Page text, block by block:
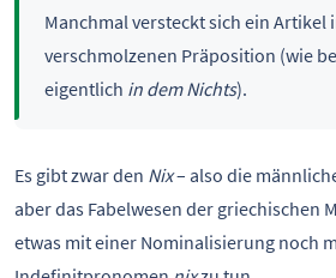
Manchmal versteckt sich ein Artikel
verschmolzenen Präposition (wie
eigentlich in dem Nichts).
Es gibt zwar den Nix– also die
aber das Fabelwesen der griechischen
etwas mit einer Nominalisierung noch